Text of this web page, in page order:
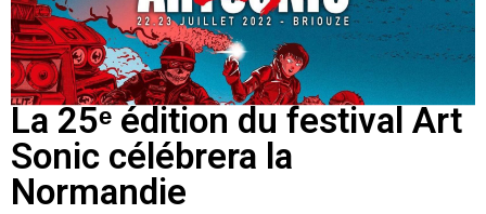
La 25ᵉ édition du festival Art
Sonic célébrera la
Normandie